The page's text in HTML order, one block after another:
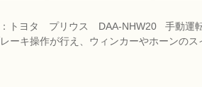
：トヨタ プリウス DAA-NHW20 手動運
ーキ操作が行え、ウィンカーやホーンのス